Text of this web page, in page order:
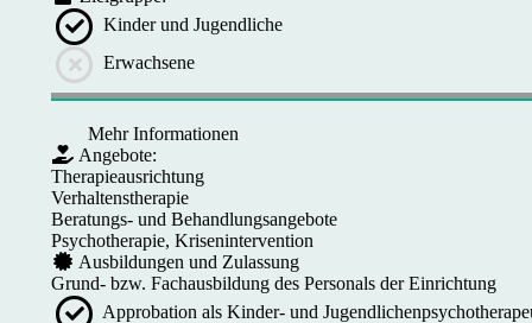
Kinder und Jugendliche
Erwachsene
Mehr Informationen
Angebote:
Therapieausrichtung
Verhaltenstherapie
Beratungs- und Behandlungsangebote
Psychotherapie, Krisenintervention
Ausbildungen und Zulassung
Grund- bzw. Fachausbildung des Personals der Einrichtung
Approbation als Kinder- und